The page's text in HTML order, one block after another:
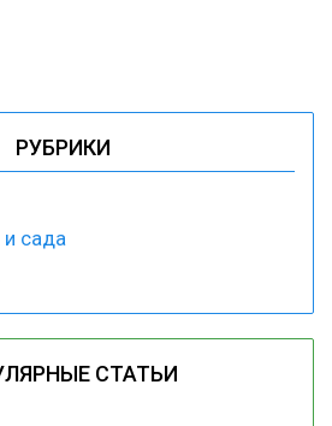
РУБРИКИ
сада
СТАТЬИ